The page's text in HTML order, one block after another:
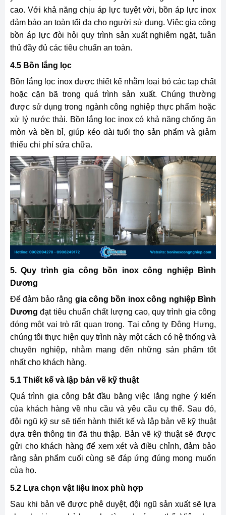
cao. Với khả năng chịu áp lực tuyệt vời, bồn áp lực inox
đảm bảo an toàn tối đa cho người sử dụng. Việc gia công
bồn áp lực đòi hỏi quy trình sản xuất nghiêm ngặt, tuân
thủ đầy đủ các tiêu chuẩn an toàn.
4.5 Bồn lắng lọc
Bồn lắng lọc inox được thiết kế nhằm loại bỏ các tạp chất
hoặc cặn bã trong quá trình sản xuất. Chúng thường
được sử dụng trong ngành công nghiệp thực phẩm hoặc
xử lý nước thải. Bồn lắng lọc inox có khả năng chống ăn
mòn và bền bỉ, giúp kéo dài tuổi thọ sản phẩm và giảm
thiểu chi phí sửa chữa.
5. Quy trình gia công bồn inox công nghiệpBình
Dương
Để đảm bảo rằng gia công bồn inox công nghiệpBình
Dương đạt tiêu chuẩn chất lượng cao, quy trình gia công
đóng một vai trò rất quan trọng. Tại công ty Đông Hưng,
chúng tôi thực hiện quy trình này một cách có hệ thống và
chuyên nghiệp, nhằm mang đến những sản phẩm tốt
nhất cho khách hàng.
5.1 Thiết kế và lập bản vẽ kỹ thuật
Quá trình gia công bắt đầu bằng việc lắng nghe ý kiến
của khách hàng về nhu cầu và yêu cầu cụ thể. Sau đó,
đội ngũ kỹ sư sẽ tiến hành thiết kế và lập bản vẽ kỹ thuật
dựa trên thông tin đã thu thập. Bản vẽ kỹ thuật sẽ được
gửi cho khách hàng để xem xét và điều chỉnh, đảm bảo
rằng sản phẩm cuối cùng sẽ đáp ứng đúng mong muốn
của họ.
5.2 Lựa chọn vật liệu inox phù hợp
Sau khi bản vẽ được phê duyệt, đội ngũ sản xuất sẽ lựa